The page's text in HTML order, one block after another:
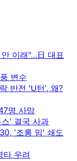
이래"…日 대표
변수
반전 'U턴', 왜?
명 사망
' 결국 사과
'조롱 밈' 쇄도
타 우려